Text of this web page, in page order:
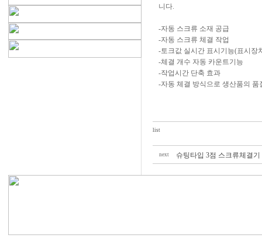
니다.
-자동 스크류 소재 공급
-자동 스크류 체결 작업
-토크값 실시간 표시기능(표시장
-체결 개수 자동 카운트기능
-작업시간 단축 효과
-자동 체결 방식으로 생산품의 품
list
next 슈팅타입 3점 스크류체결기